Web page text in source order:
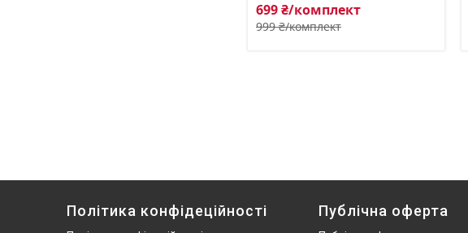
999 ₴/комплект
699 ₴/комплект
Політика конфідеційності Публічна оферта